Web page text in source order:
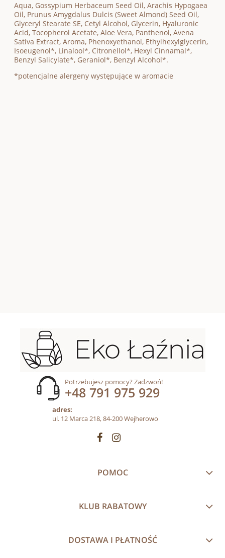
Aqua, Gossypium Herbaceum Seed Oil, Arachis Hypogaea
Oil, Prunus Amygdalus Dulcis (Sweet Almond) Seed Oil,
Glyceryl Stearate SE, Cetyl Alcohol, Glycerin, Hyaluronic
Acid, Tocopherol Acetate, Aloe Vera, Panthenol, Avena
Sativa Extract, Aroma, Phenoxyethanol, Ethylhexylglycerin,
Isoeugenol*, Linalool*, Citronellol*, Hexyl Cinnamal*,
Benzyl Salicylate*, Geraniol*, Benzyl Alcohol*.
*potencjalne alergeny występujące w aromacie
Potrzebujesz pomocy? Zadzwoń!
+48 791 975 929
adres:
ul. 12 Marca 218, 84-200 Wejherowo
POMOC
KLUB RABATOWY
DOSTAWA I PŁATNOŚĆ